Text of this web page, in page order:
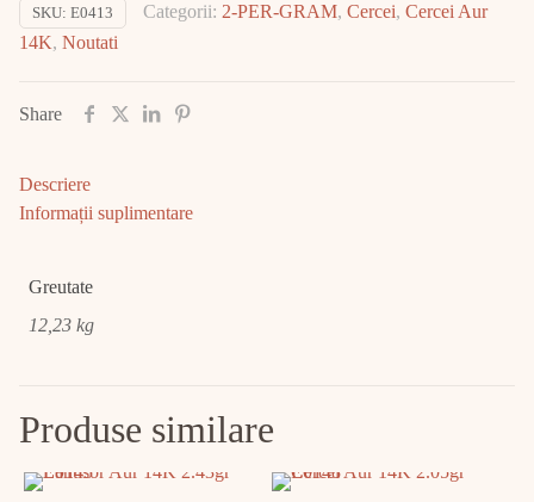
14K
12.23gr
SKU: E0413 Categorii: 2-PER-GRAM, Cercei, Cercei Aur
14K, Noutati
Share
Descriere
Informații suplimentare
Greutate
12,23 kg
Produse similare